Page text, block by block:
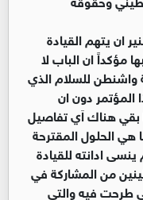
ان يتهم القيادة
مؤكداً ان الباب لا
واشنطن للسلام الذي
المؤتمر دون ان
بقي هناك اَي تفاصيل
الحلول المقترحة
ادانته للقيادة
من المشاركة في
طرحت فيه والتي